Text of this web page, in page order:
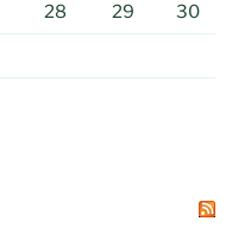
28 29 30